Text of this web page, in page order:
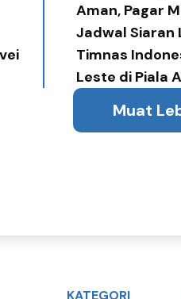
Aman, Pagar
Diperlukan
Jadwal Siaran
Timnas
Leste di Piala
Muat
KATEGORI